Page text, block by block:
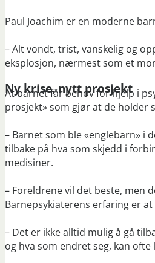
Paul Joachim er en moderne
– Alt vondt, trist, vanskelig og
eksplosjon, nærmest som et
Ny krise, nytt prosjekt
At barnet får behov for hjelp i
prosjekt» som gjør at de holder
– Barnet som ble «englebarn» i
tilbake på hva som skjedd i
medisiner.
– Foreldrene vil det beste, men
Barnepsykiaterens erfaring er
– Det er ikke alltid mulig å gå
og hva som endret seg, kan